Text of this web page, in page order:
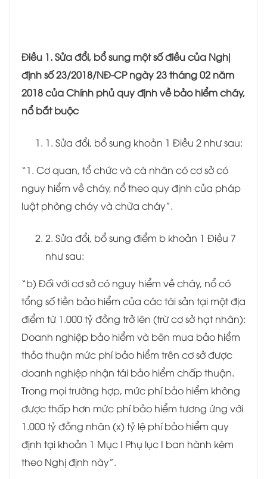
Điều 1. Sửa đổi, bổ sung một số điều của Nghị
định số 23/2018/NĐ-CP ngày 23 tháng 02 năm
2018 của Chính phủ quy định về bảo hiểm cháy,
nổ bắt buộc
1. Sửa đổi, bổ sung khoản 1 Điều 2 như sau:
“1. Cơ quan, tổ chức và cá nhân có cơ sở có
nguy hiểm về cháy, nổ theo quy định của pháp
luật phòng cháy và chữa cháy”.
2. Sửa đổi, bổ sung điểm b khoản 1 Điều 7
như sau:
“b) Đối với cơ sở có nguy hiểm về cháy, nổ có
tổng số tiền bảo hiểm của các tài sản tại một địa
điểm từ 1.000 tỷ đồng trở lên (trừ cơ sở hạt nhân):
Doanh nghiệp bảo hiểm và bên mua bảo hiểm
thỏa thuận mức phí bảo hiểm trên cơ sở được
doanh nghiệp nhận tái bảo hiểm chấp thuận.
Trong mọi trường hợp, mức phí bảo hiểm không
được thấp hơn mức phí bảo hiểm tương ứng với
1.000 tỷ đồng nhân (x) tỷ lệ phí bảo hiểm quy
định tại khoản 1 Mục I Phụ lục I ban hành kèm
theo Nghị định này”.